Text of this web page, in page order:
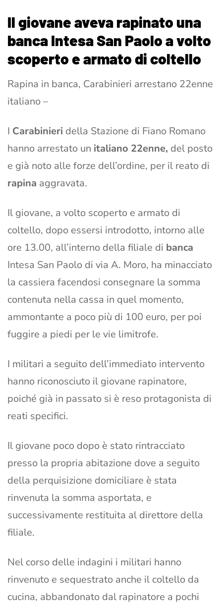
Il giovane aveva rapinato una
banca Intesa San Paolo a volto
scoperto e armato di coltello
Rapina in banca, Carabinieri arrestano 22enne
italiano –
I Carabinieri della Stazione di Fiano Romano
hanno arrestato un italiano 22enne, del posto
e già noto alle forze dell’ordine, per il reato di
rapina aggravata.
Il giovane, a volto scoperto e armato di
coltello, dopo essersi introdotto, intorno alle
ore 13.00, all’interno della filiale di banca
Intesa San Paolo di via A. Moro, ha minacciato
la cassiera facendosi consegnare la somma
contenuta nella cassa in quel momento,
ammontante a poco più di 100 euro, per poi
fuggire a piedi per le vie limitrofe.
I militari a seguito dell’immediato intervento
hanno riconosciuto il giovane rapinatore,
poiché già in passato si è reso protagonista di
reati specifici.
Il giovane poco dopo è stato rintracciato
presso la propria abitazione dove a seguito
della perquisizione domiciliare è stata
rinvenuta la somma asportata, e
successivamente restituita al direttore della
filiale.
Nel corso delle indagini i militari hanno
rinvenuto e sequestrato anche il coltello da
cucina, abbandonato dal rapinatore a pochi